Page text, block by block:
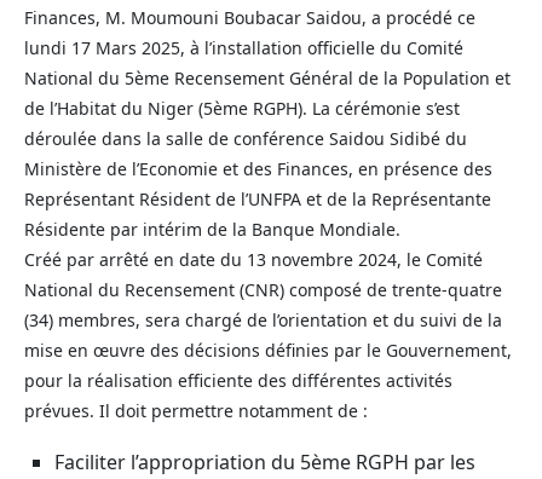
Finances, M. Moumouni Boubacar Saidou, a procédé ce
lundi 17 Mars 2025, à l’installation officielle du Comité
National du 5ème Recensement Général de la Population et
de l’Habitat du Niger (5ème RGPH). La cérémonie s’est
déroulée dans la salle de conférence Saidou Sidibé du
Ministère de l’Economie et des Finances, en présence des
Représentant Résident de l’UNFPA et de la Représentante
Résidente par intérim de la Banque Mondiale.
Créé par arrêté en date du 13 novembre 2024, le Comité
National du Recensement (CNR) composé de trente-quatre
(34) membres, sera chargé de l’orientation et du suivi de la
mise en œuvre des décisions définies par le Gouvernement,
pour la réalisation efficiente des différentes activités
prévues. Il doit permettre notamment de :
Faciliter l’appropriation du 5ème RGPH par les